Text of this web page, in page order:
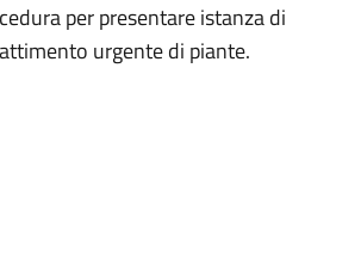
per presentare istanza di
urgente di piante.